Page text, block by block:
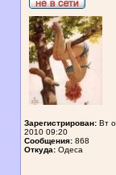
Зарегистрирован: Вт
2010 09:20
Сообщения: 868
Откуда: Одеса